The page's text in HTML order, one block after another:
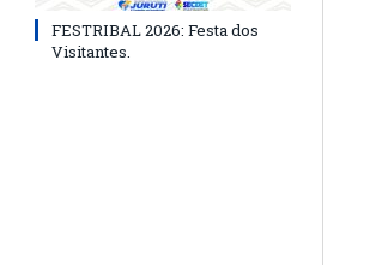
FESTRIBAL 2026: Festa dos
Visitantes.